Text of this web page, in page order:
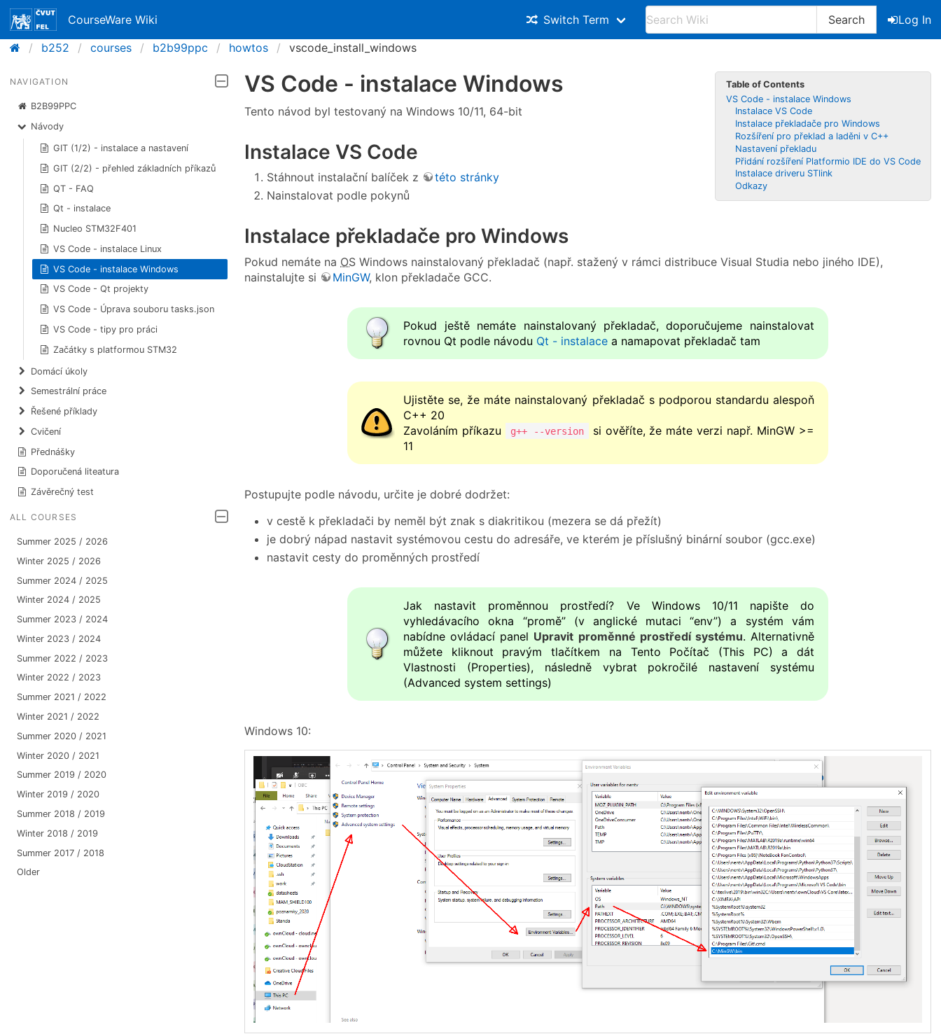
CourseWare Wiki Switch Term Search
Log In
b252
courses b2b99ppc howtos vscode_install_windows
NAVIGATION
B2B99PPC
Návody
GIT (1/2) - instalace a nastavení
GIT (2/2) - přehled základních příkazů
QT - FAQ
Qt - instalace
Nucleo STM32F401
VS Code - instalace Linux
VS Code - instalace Windows
VS Code - Qt projekty
VS Code - Úprava souboru tasks.json
VS Code - tipy pro práci
Začátky s platformou STM32
Domácí úkoly
Semestrální práce
Řešené příklady
Cvičení
Přednášky
Doporučená liteatura
Závěrečný test
ALL COURSES
Summer 2025 / 2026
Winter 2025 / 2026
Summer 2024 / 2025
Winter 2024 / 2025
Summer 2023 / 2024
Winter 2023 / 2024
Summer 2022 / 2023
Winter 2022 / 2023
Summer 2021 / 2022
Winter 2021 / 2022
Summer 2020 / 2021
Winter 2020 / 2021
Summer 2019 / 2020
Winter 2019 / 2020
Summer 2018 / 2019
Winter 2018 / 2019
Summer 2017 / 2018
Older
Table of Contents
VS Code - instalace Windows
Instalace VS Code
Instalace překladače pro Windows
Rozšíření pro překlad a laděni v C++
Nastavení překladu
Přidání rozšíření Platformio IDE do VS Code
Instalace driveru STlink
Odkazy
VS Code - instalace Windows
Tento návod byl testovaný na Windows 10/11, 64-bit
Instalace VS Code
Stáhnout instalační balíček z
této stránky
Nainstalovat podle pokynů
Instalace překladače pro Windows
Pokud nemáte na OS Windows nainstalovaný překladač (např. stažený v rámci distribuce Visual Studia nebo jiného IDE),
nainstalujte si
MinGW, klon překladače GCC.
Pokud ještě nemáte nainstalovaný překladač, doporučujeme nainstalovat
rovnou Qt podle návodu Qt - instalace a namapovat překladač tam
Ujistěte se, že máte nainstalovaný překladač s podporou standardu alespoň
C++ 20
Zavoláním příkazu
g++ --version
si ověříte, že máte verzi např. MinGW >=
11
Postupujte podle návodu, určite je dobré dodržet:
v cestě k překladači by neměl být znak s diakritikou (mezera se dá přežít)
je dobrý nápad nastavit systémovou cestu do adresáře, ve kterém je příslušný binární soubor (gcc.exe)
nastavit cesty do proměnných prostředí
Jak nastavit proměnnou prostředí? Ve Windows 10/11 napište do
vyhledávacího okna “promě” (v anglické mutaci “env”) a systém vám
nabídne ovládací panel Upravit proměnné prostředí systému. Alternativně
můžete kliknout pravým tlačítkem na Tento Počítač (This PC) a dát
Vlastnosti (Properties), následně vybrat pokročilé nastavení systému
(Advanced system settings)
Windows 10: